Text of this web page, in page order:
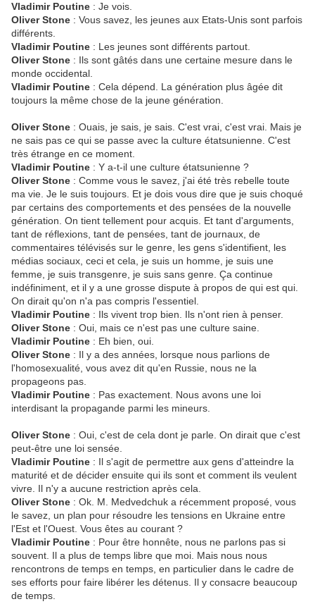
Vladimir Poutine : Je vois.
Oliver Stone : Vous savez, les jeunes aux Etats-Unis sont parfois
différents.
Vladimir Poutine : Les jeunes sont différents partout.
Oliver Stone : Ils sont gâtés dans une certaine mesure dans le
monde occidental.
Vladimir Poutine : Cela dépend. La génération plus âgée dit
toujours la même chose de la jeune génération.
Oliver Stone : Ouais, je sais, je sais. C'est vrai, c'est vrai. Mais je
ne sais pas ce qui se passe avec la culture étatsunienne. C'est
très étrange en ce moment.
Vladimir Poutine : Y a-t-il une culture étatsunienne ?
Oliver Stone : Comme vous le savez, j'ai été très rebelle toute
ma vie. Je le suis toujours. Et je dois vous dire que je suis choqué
par certains des comportements et des pensées de la nouvelle
génération. On tient tellement pour acquis. Et tant d'arguments,
tant de réflexions, tant de pensées, tant de journaux, de
commentaires télévisés sur le genre, les gens s'identifient, les
médias sociaux, ceci et cela, je suis un homme, je suis une
femme, je suis transgenre, je suis sans genre. Ça continue
indéfiniment, et il y a une grosse dispute à propos de qui est qui.
On dirait qu'on n'a pas compris l'essentiel.
Vladimir Poutine : Ils vivent trop bien. Ils n'ont rien à penser.
Oliver Stone : Oui, mais ce n'est pas une culture saine.
Vladimir Poutine : Eh bien, oui.
Oliver Stone : Il y a des années, lorsque nous parlions de
l'homosexualité, vous avez dit qu'en Russie, nous ne la
propageons pas.
Vladimir Poutine : Pas exactement. Nous avons une loi
interdisant la propagande parmi les mineurs.
Oliver Stone : Oui, c'est de cela dont je parle. On dirait que c'est
peut-être une loi sensée.
Vladimir Poutine : Il s'agit de permettre aux gens d'atteindre la
maturité et de décider ensuite qui ils sont et comment ils veulent
vivre. Il n'y a aucune restriction après cela.
Oliver Stone : Ok. M. Medvedchuk a récemment proposé, vous
le savez, un plan pour résoudre les tensions en Ukraine entre
l'Est et l'Ouest. Vous êtes au courant ?
Vladimir Poutine : Pour être honnête, nous ne parlons pas si
souvent. Il a plus de temps libre que moi. Mais nous nous
rencontrons de temps en temps, en particulier dans le cadre de
ses efforts pour faire libérer les détenus. Il y consacre beaucoup
de temps.